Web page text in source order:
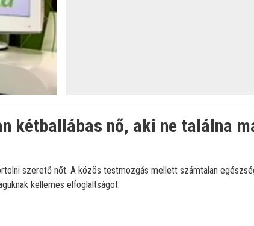
kétballábas nő, aki ne találna
szerető nőt. A közös testmozgás mellett számtalan
kellemes elfoglaltságot.